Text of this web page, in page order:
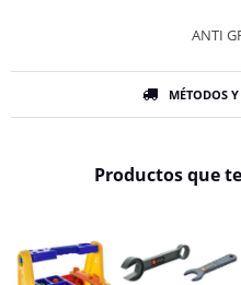
ANTI
MÉTODOS
Productos que